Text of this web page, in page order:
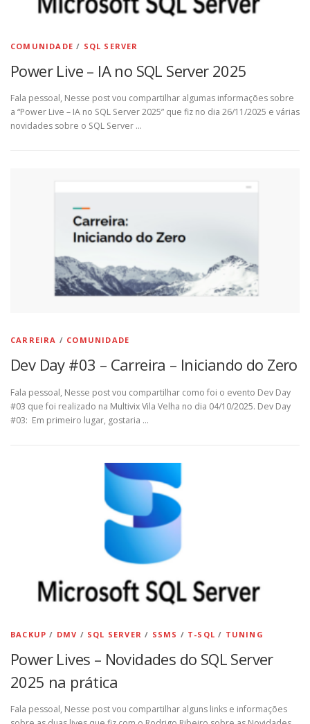
COMUNIDADE / SQL SERVER
Power Live – IA no SQL Server 2025
Fala pessoal, Nesse post vou compartilhar algumas informações sobre
a “Power Live – IA no SQL Server 2025” que fiz no dia 26/11/2025 e várias
novidades sobre o SQL Server …
CARREIRA / COMUNIDADE
Dev Day #03 – Carreira – Iniciando do Zero
Fala pessoal, Nesse post vou compartilhar como foi o evento Dev Day
#03 que foi realizado na Multivix Vila Velha no dia 04/10/2025. Dev Day
#03: Em primeiro lugar, gostaria …
BACKUP / DMV / SQL SERVER / SSMS / T-SQL / TUNING
Power Lives – Novidades do SQL Server
2025 na prática
Fala pessoal, Nesse post vou compartilhar alguns links e informações